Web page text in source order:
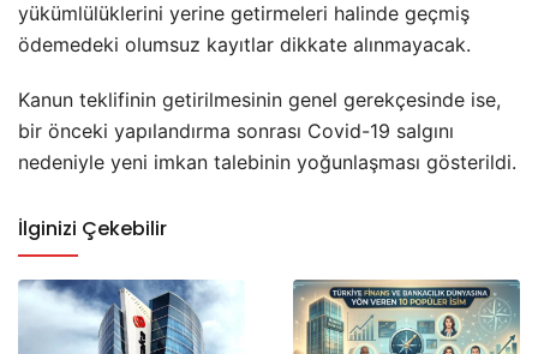
yükümlülüklerini yerine getirmeleri halinde geçmiş
ödemedeki olumsuz kayıtlar dikkate alınmayacak.
Kanun teklifinin getirilmesinin genel gerekçesinde ise,
bir önceki yapılandırma sonrası Covid-19 salgını
nedeniyle yeni imkan talebinin yoğunlaşması gösterildi.
İlginizi Çekebilir